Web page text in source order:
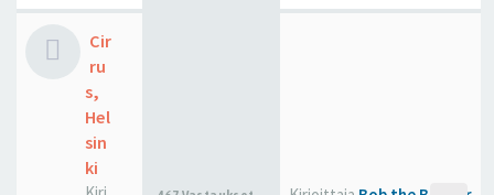
Cir
ru
s,
Hel
sin
ki